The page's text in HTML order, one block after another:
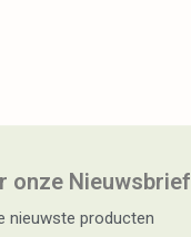
onze Nieuwsbrief​
nieuwste producten